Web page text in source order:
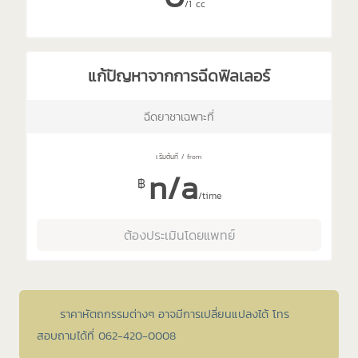
/1 cc
แก้ปัญหาจากการฉีดฟิลเลอร์
ฉีดยาชาเฉพาะที่
฿ n/a/time
ต้องประเมินโดยแพทย์
ราคาหัตถกรรมต่างๆ อาจมีการเปลี่ยนแปลงได้ โทร
สอบถามได้ที่ 062-420-0008